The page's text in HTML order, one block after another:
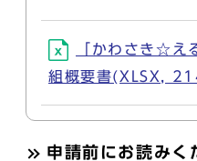
「かわさき☆え
組概要書(XLSX,
申請前にお読みく